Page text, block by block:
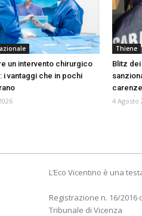
un intervento chirurgico
i vantaggi che in pochi
Thiene
Blitz
4 Agosto
L’Eco Vicentino è una
Registrazione n. 16/2016
Tribunale di Vicenza